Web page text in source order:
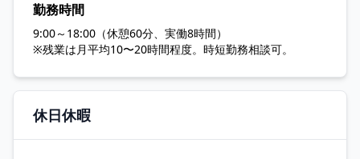
勤務時間
9:00～18:00（休憩60分、実働8時間）
※残業は月平均10〜20時間程度。時短勤務相談可。
休日休暇